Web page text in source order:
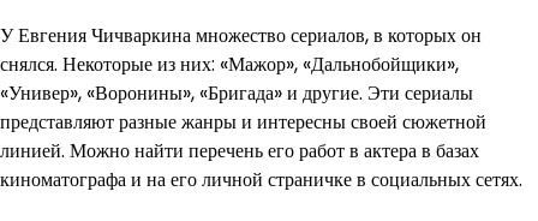
У Евгения Чичваркина множество сериалов, в которых он
снялся. Некоторые из них: «Мажор», «Дальнобойщики»,
«Универ», «Воронины», «Бригада» и другие. Эти сериалы
представляют разные жанры и интересны своей сюжетной
линией. Можно найти перечень его работ в актера в базах
киноматографа и на его личной страничке в социальных сетях.